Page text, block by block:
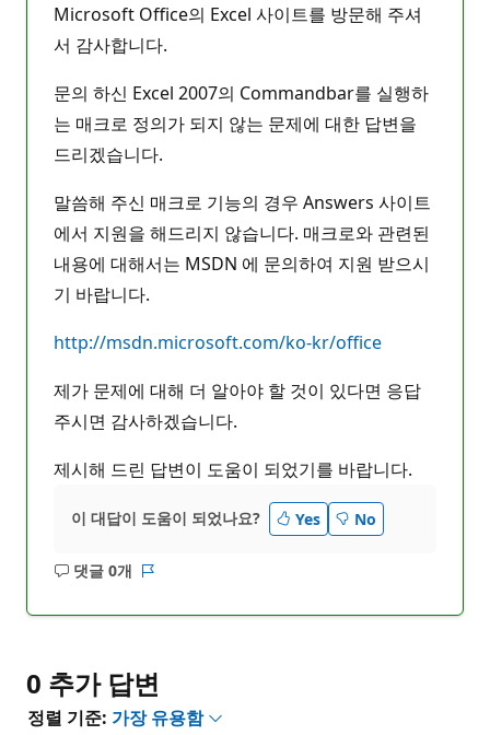
Microsoft Office의 Excel 사이트를 방문해 주셔
서 감사합니다.
문의 하신 Excel 2007의 Commandbar를 실행하
는 매크로 정의가 되지 않는 문제에 대한 답변을
드리겠습니다.
말씀해 주신 매크로 기능의 경우 Answers 사이트
에서 지원을 해드리지 않습니다. 매크로와 관련된
내용에 대해서는 MSDN 에 문의하여 지원 받으시
기 바랍니다.
http://msdn.microsoft.com/ko-kr/office
제가 문제에 대해 더 알아야 할 것이 있다면 응답
주시면 감사하겠습니다.
제시해 드린 답변이 도움이 되었기를 바랍니다.
이 대답이 도움이 되었나요? Yes No
댓글 0개
설
0 추가 답변
정렬 기준: 가장 유용함